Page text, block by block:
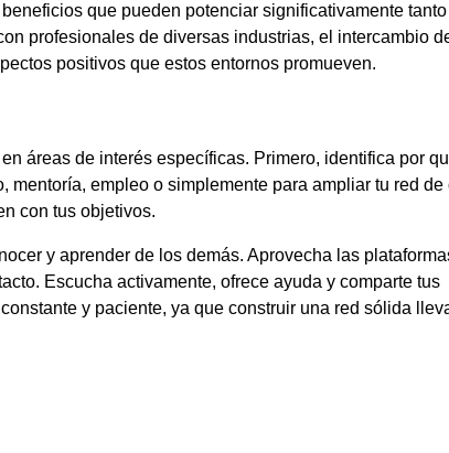
que pueden potenciar significativamente tanto
profesionales de diversas industrias, el intercambio
positivos que estos entornos promueven.
áreas de interés específicas. Primero, identifica por
empleo o simplemente para ampliar tu red de
con tus objetivos.
y aprender de los demás. Aprovecha las
Escucha activamente, ofrece ayuda y comparte tus
y paciente, ya que construir una red sólida